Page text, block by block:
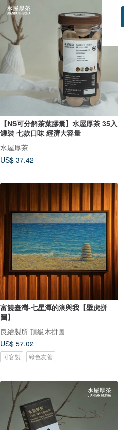
【NS可分解茶葉膠囊】水屋厚茶 35入
罐裝 七款口味 經濟大容量
水屋厚茶
US$ 37.42
富饒臺灣-七星潭的浪與我【壁虎拼
圖】
良繪製所 頂級木拼圖
US$ 57.02
可客製 綠色友善